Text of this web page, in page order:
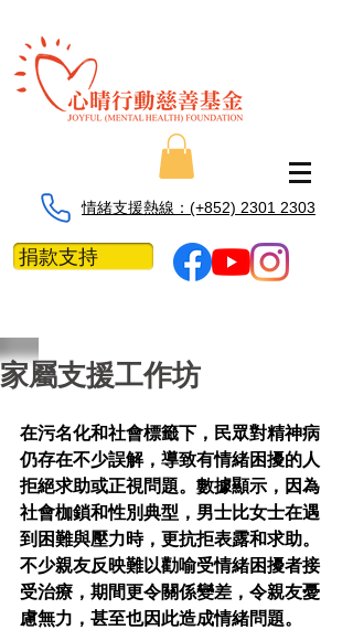
情緒支援熱線：​​(+852) 2301 2303
捐款支持
家屬支援工作坊
在污名化和社會標籤下，民眾對精神病
仍存在不少誤解，導致有情緒困擾的人
拒絕求助或正視問題。數據顯示，因為
社會枷鎖和性別典型，男士比女士在遇
到困難與壓力時，更抗拒表露和求助。
不少親友反映難以勸喻受情緒困擾者接
受治療，期間更令關係變差，令親友憂
慮無力，甚至也因此造成情緒問題。